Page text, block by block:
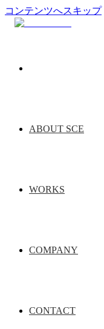
コンテンツへスキップ
ABOUT SCE
WORKS
COMPANY
CONTACT